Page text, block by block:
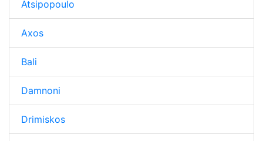
Atsipopoulo
Axos
Bali
Damnoni
Drimiskos